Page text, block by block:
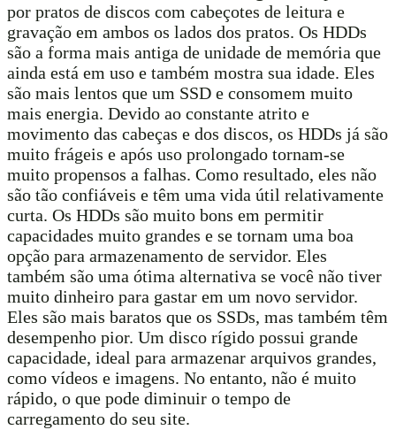
por pratos de discos com cabeçotes de leitura e
gravação em ambos os lados dos pratos. Os HDDs
são a forma mais antiga de unidade de memória que
ainda está em uso e também mostra sua idade. Eles
são mais lentos que um SSD e consomem muito
mais energia. Devido ao constante atrito e
movimento das cabeças e dos discos, os HDDs já são
muito frágeis e após uso prolongado tornam-se
muito propensos a falhas. Como resultado, eles não
são tão confiáveis ​​e têm uma vida útil relativamente
curta. Os HDDs são muito bons em permitir
capacidades muito grandes e se tornam uma boa
opção para armazenamento de servidor. Eles
também são uma ótima alternativa se você não tiver
muito dinheiro para gastar em um novo servidor.
Eles são mais baratos que os SSDs, mas também têm
desempenho pior. Um disco rígido possui grande
capacidade, ideal para armazenar arquivos grandes,
como vídeos e imagens. No entanto, não é muito
rápido, o que pode diminuir o tempo de
carregamento do seu site.